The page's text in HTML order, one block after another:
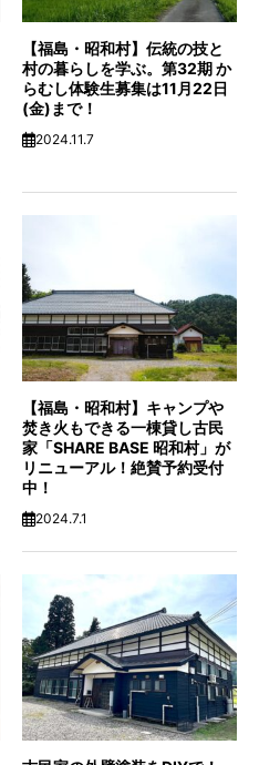
【福島・昭和村】伝統の技と
村の暮らしを学ぶ。第32期 か
らむし体験生募集は11月22日
(金)まで！
2024.11.7
【福島・昭和村】キャンプや
焚き火もできる一棟貸し古民
家「SHARE BASE 昭和村」が
リニューアル！絶賛予約受付
中！
2024.7.1